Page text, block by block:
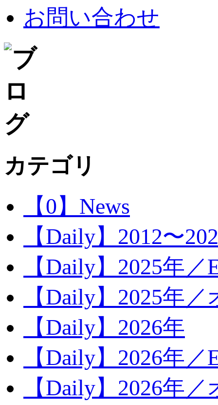
お問い合わせ
カテゴリ
【0】News
【Daily】2012〜
【Daily】2025年／
【Daily】2025年
【Daily】2026年
【Daily】2026年／
【Daily】2026年